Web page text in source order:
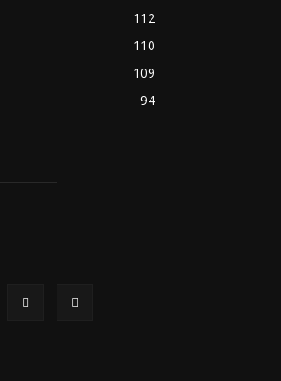
112
110
109
94